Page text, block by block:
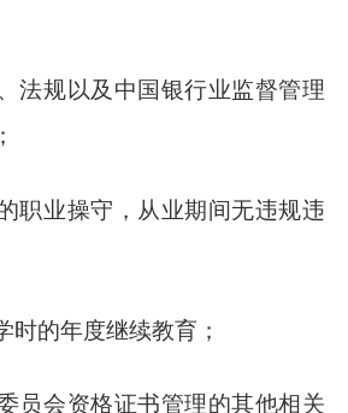
法规以及中国银行业监督管理
职业操守，从业期间无违规违
时的年度继续教育；
员会资格证书管理的其他相关